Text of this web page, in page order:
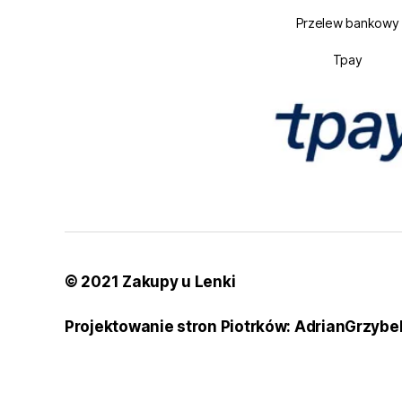
Przelew bankowy
Tpay
© 2021 Zakupy u Lenki
Projektowanie stron Piotrków: